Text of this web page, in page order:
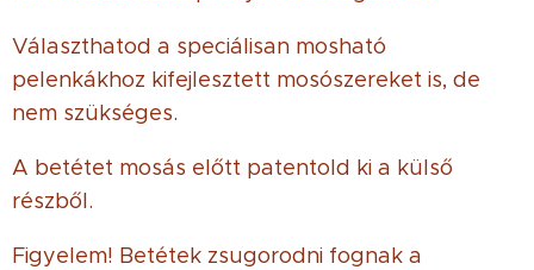
Választhatod a speciálisan mosható
pelenkákhoz kifejlesztett mosószereket is, de
nem szükséges.
A betétet mosás előtt patentold ki a külső
részből.
Figyelem! Betétek zsugorodni fognak a